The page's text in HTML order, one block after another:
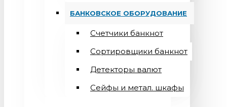
БАНКОВСКОЕ ОБОРУДОВАНИЕ
Счетчики банкнот
Сортировщики банкнот
Детекторы валют
Сейфы и метал. шкафы